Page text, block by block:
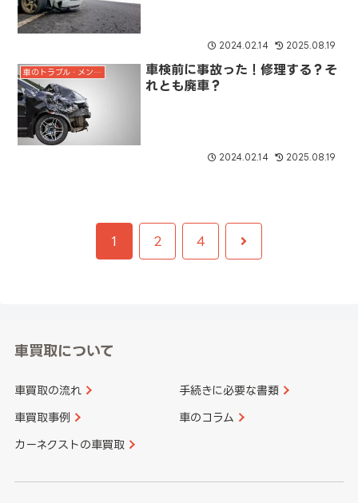
2024.02.14 2025.08.19
車のトラブル・メンテナンス
車検前に事故った！修理する？そ
れとも廃車？
2024.02.14 2025.08.19
1 2 4 次
車買取について
車買取の流れ 手続きに必要な書類
車買取事例 車のコラム
カーネクストの車買取